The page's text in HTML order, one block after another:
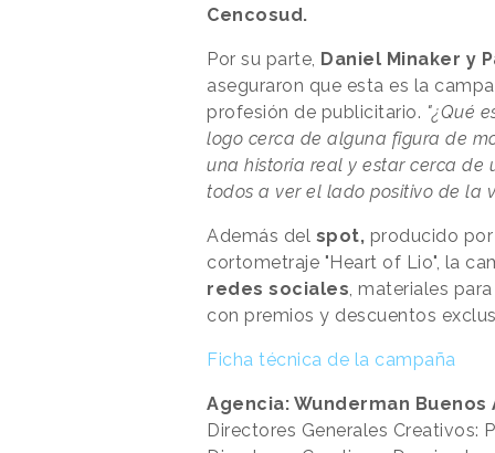
Cencosud.
Por su parte, Daniel Minaker y
aseguraron que esta es la
profesión de publicitario. "¿Qué
logo cerca de alguna figura de
una historia real y estar cerca de
todos a ver el lado positivo de la
Además del spot, producido por
cortometraje "Heart of Lio", la
redes sociales, materiales
con premios y descuentos
Ficha técnica de la campaña
Agencia: Wunderman Buenos
Directores Generales Creativos: